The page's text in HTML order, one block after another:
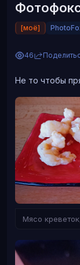
Не могла
любимых
фундамент
[моё]
46
Не то чтобы
Мясо